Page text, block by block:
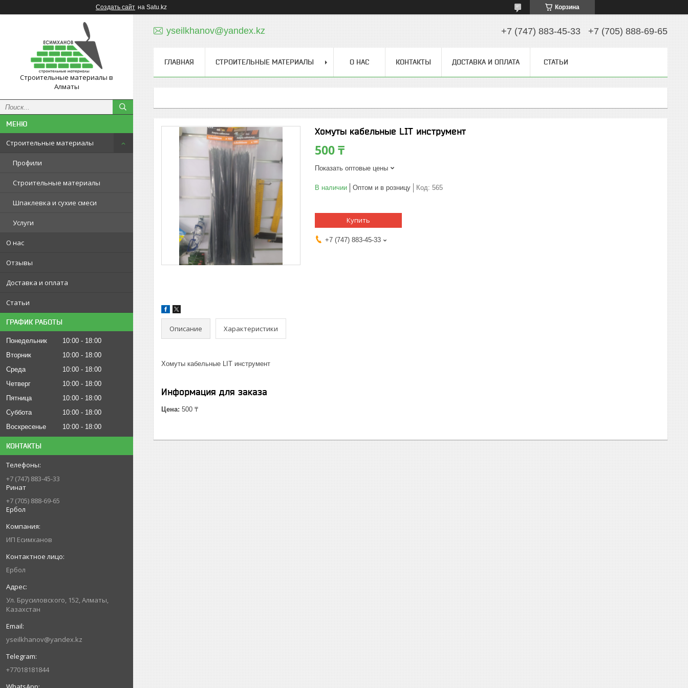
Создать сайт на Satu.kz Корзина
Строительные материалы в
Алматы
Строительные материалы
Профили
Строительные материалы
Шпаклевка и сухие смеси
Услуги
О нас
Отзывы
Доставка и оплата
Статьи
ГРАФИК РАБОТЫ
Понедельник 10:00
18:00
Вторник
10:00
18:00
Среда
10:00
18:00
Четверг
10:00
18:00
Пятница
10:00
18:00
Суббота
10:00
18:00
Воскресенье
10:00 18:00
КОНТАКТЫ
+7 (747) 883-45-33
Ринат
+7 (705) 888-69-65
Ербол
ИП Есимxанов
Ербол
Ул. Брусиловского, 152, Алматы,
Казахстан
yseilkhanov@yandex.kz
+77018181844
yseilkhanov@yandex.kz +7 (747) 883-45-33 +7 (705) 888-69-65
ГЛАВНАЯ СТРОИТЕЛЬНЫЕ МАТЕРИАЛЫ О НАС КОНТАКТЫ ДОСТАВКА И ОПЛАТА СТАТЬИ
Хомуты кабельные LIT инструмент
500 ₸
Показать оптовые цены
В наличии Оптом и в розницу Код: 565
Купить
+7 (747) 883-45-33
Описание Характеристики
Хомуты кабельные LIT инструмент
Информация для заказа
Цена: 500 ₸